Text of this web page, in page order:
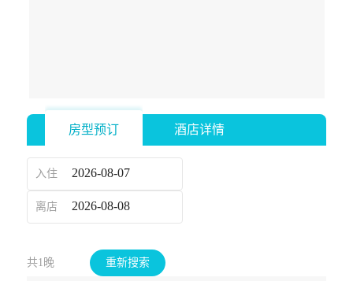
房型预订 酒店详情
入住
离店
共1晚 重新搜索